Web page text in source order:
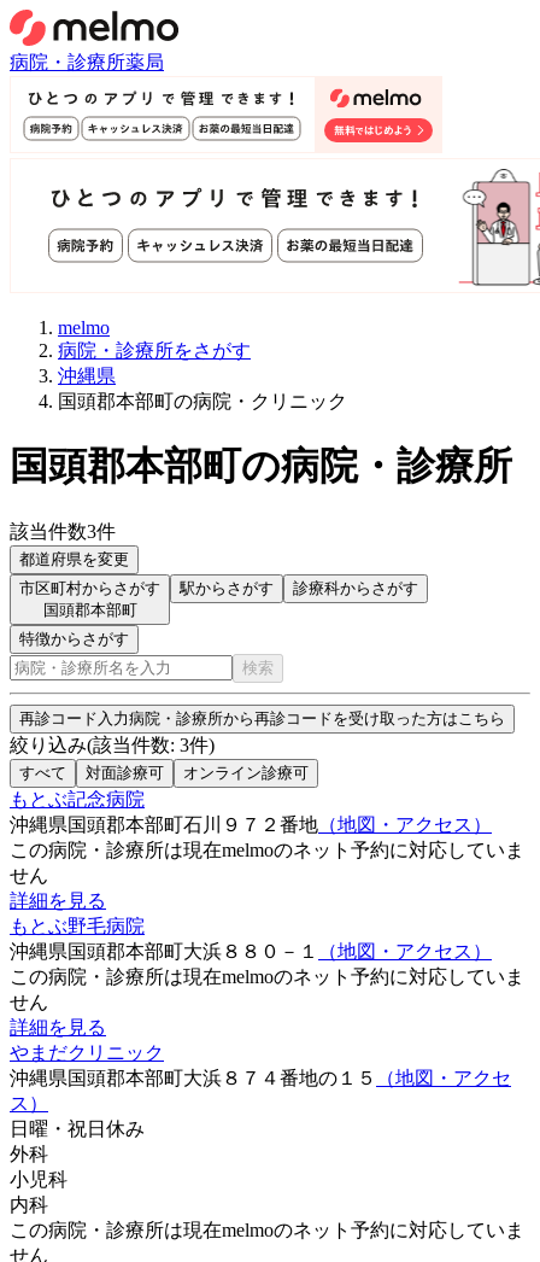
病院・診療所薬局
melmo
病院・診療所をさがす
沖縄県
国頭郡本部町の病院・クリニック
国頭郡本部町の病院・診療所
該当件数3件
都道府県を変更
市区町村からさがす
国頭郡本部町
駅からさがす 診療科からさがす
特徴からさがす
検索
再診コード入力病院・診療所から再診コードを受け取った方はこちら
絞り込み(該当件数: 3件)
すべて 対面診療可 オンライン診療可
もとぶ記念病院
沖縄県国頭郡本部町石川９７２番地 （地図・アクセス）
この病院・診療所は現在melmoのネット予約に対応していま
せん
詳細を見る
もとぶ野毛病院
沖縄県国頭郡本部町大浜８８０－１
（地図・アクセス）
この病院・診療所は現在melmoのネット予約に対応していま
せん
詳細を見る
やまだクリニック
沖縄県国頭郡本部町大浜８７４番地の１５
（地図・アクセ
ス）
日曜・祝日 休み
外科
小児科
内科
この病院・診療所は現在melmoのネット予約に対応していま
せん